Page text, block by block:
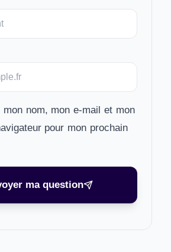
mon nom, mon e-mail et mon
pour mon prochain
ma question